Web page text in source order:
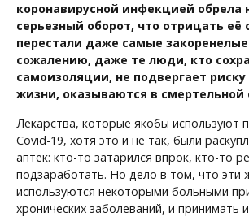
коронавирусной инфекцией обрела
серьезный оборот, что отрицать её
перестали даже самые
сожалению, даже те люди, кто
самоизоляции, не подвергает
жизни, оказываются в смертельной
Лекарства, которые якобы используют
Covid-19, хотя это и не так, были
аптек: кто-то затарился впрок, кто-то
подзаработать. Но дело в том, что эти
используются некоторыми больными
хронических заболеваний, и принимать